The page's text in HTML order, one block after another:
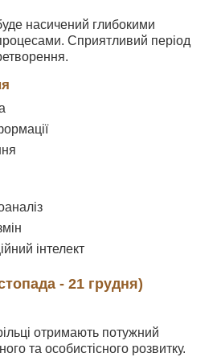
насичений глибокими
Сприятливий період
інтелект
- 21 грудня)
отримають потужний
та особистісного розвитку.